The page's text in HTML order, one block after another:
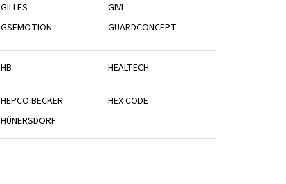
GILLES
GIVI
GSEMOTION GUARDCONCEPT
HB HEALTECH
HEPCO BECKER
HEX CODE
HÜNERSDORF